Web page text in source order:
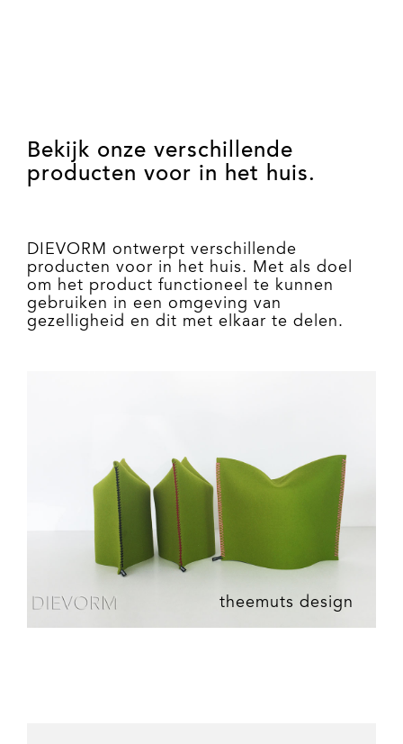
Bekijk onze verschillende
producten voor in het huis.
DIEVORM ontwerpt verschillende
producten voor in het huis. Met als doel
om het product functioneel te kunnen
gebruiken in een omgeving van
gezelligheid en dit met elkaar te delen.
theemuts design